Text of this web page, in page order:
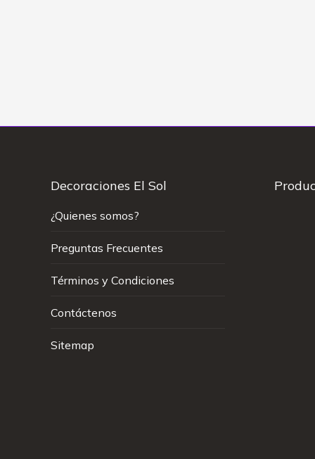
Decoraciones El Sol
¿Quienes somos?
Preguntas Frecuentes
Términos y Condiciones
Contáctenos
Sitemap